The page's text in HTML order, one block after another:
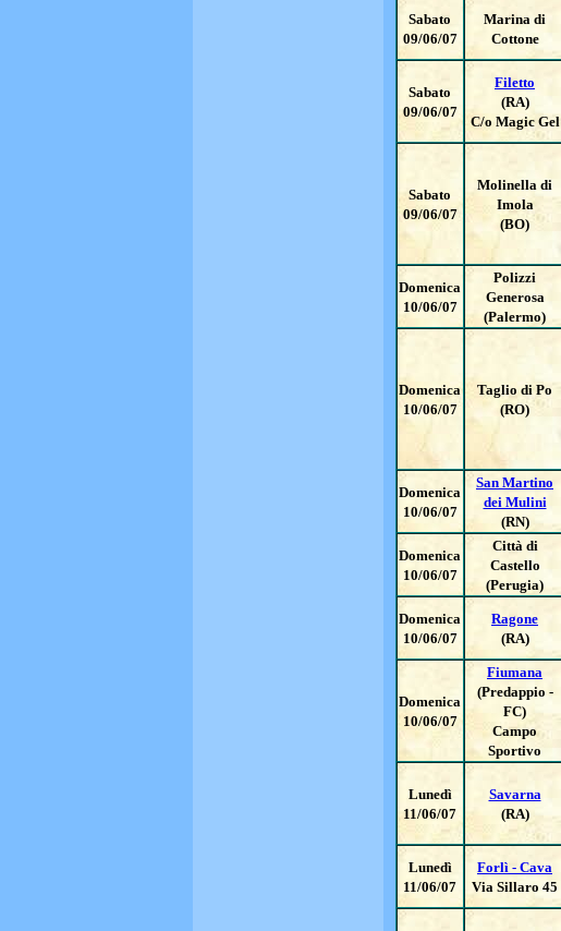
Sabato
09/06/07
Marina di
Cottone
Sabato
09/06/07
Filetto
(RA)
C/o Magic Gel
Sabato
09/06/07
Molinella di
Imola
(BO)
Domenica
10/06/07
Polizzi
Generosa
(Palermo)
Domenica
10/06/07
Taglio di Po
(RO)
Domenica
10/06/07
San Martino
dei Mulini
(RN)
Domenica
10/06/07
Città di
Castello
(Perugia)
Domenica
10/06/07
Ragone
(RA)
Domenica
10/06/07
Fiumana
(Predappio -
FC)
Campo
Sportivo
Lunedì
11/06/07
Savarna
(RA)
Lunedì
11/06/07
Forlì - Cava
Via Sillaro 45